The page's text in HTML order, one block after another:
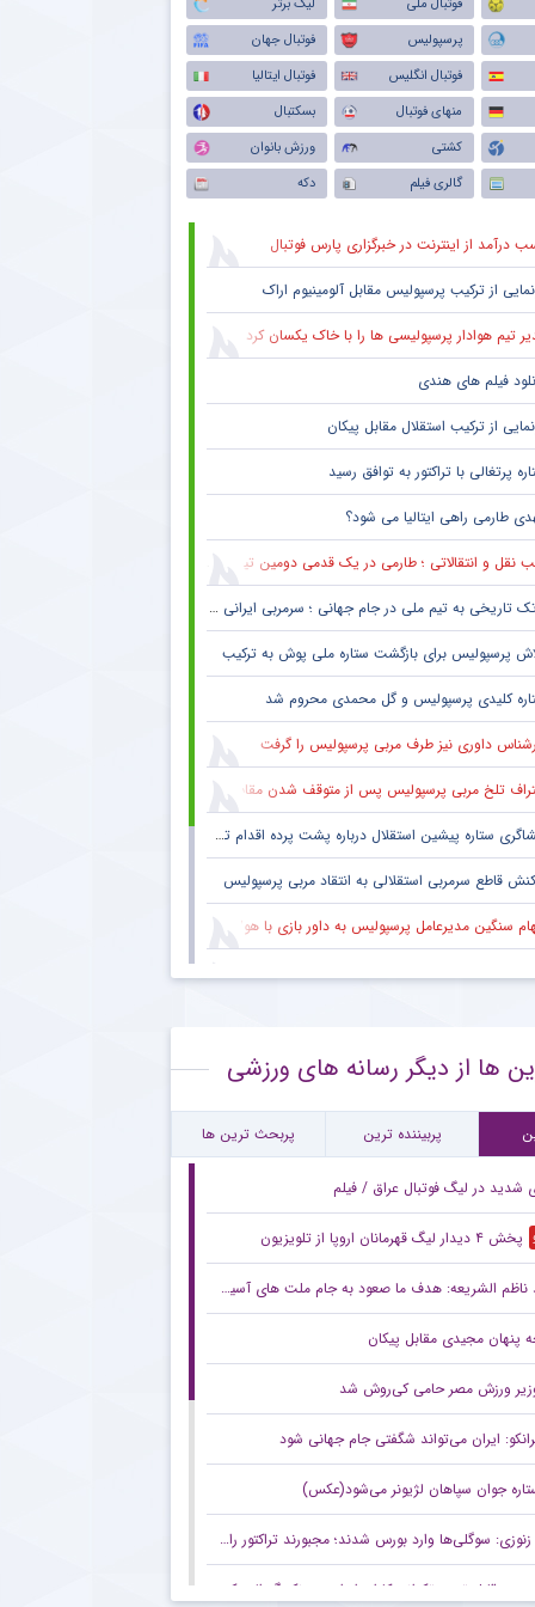
ایران
فوتبال ملی
لیگ برتر
پرسپولیس
فوتبال جهان
فوتبال انگلیس
فوتبال ایتالیا
منهای فوتبال
بسکتبال
کشتی
ورزش بانوان
گالری فیلم دکه
درآمد از اینترنت در خبرگزاری پارس فوتبال
از ترکیب پرسپولیس‌ مقابل آلومینیوم اراک
تیم هوادار پرسپولیسی ها را با خاک یکسان کرد
فیلم های هندی
از ترکیب استقلال مقابل پیکان
پرتغالی با تراکتور به توافق رسید
طارمی راهی ایتالیا می شود؟
نقل و انتقالاتی ؛ طارمی در یک قدمی دومین تیم پرافتخار اروپا
تاریخی به تیم ملی در جام جهانی ؛ سرمربی ایرانی روی نیمکت آمریکا
پرسپولیس برای بازگشت ستاره ملی پوش به ترکیب
کلیدی پرسپولیس و گل محمدی محروم شد
داوری نیز طرف مربی پرسپولیس را گرفت
تلخ مربی پرسپولیس پس از متوقف شدن مقابل تیم یک استقلالی
ستاره پیشین استقلال درباره پشت پرده اقدام تحریک آمیز خود مقابل هواداران پرسپولیس
قاطع سرمربی استقلالی به انتقاد مربی پرسپولیس
سنگین مدیرعامل پرسپولیس به داور بازی با هوادار
معنادار ستاره مصدوم پرسپولیس به شانس قهرمانی سرخ ها
جالب یحیی گل محمدی با سرمربی تیم ملی در حاشیه بازی پرسپولیس
ها از دیگر رسانه های ورزشی
پربیننده ترین پربحث ترین ها
شدید در لیگ فوتبال عراق / فیلم
پخش ۴ دیدار لیگ قهرمانان اروپا از تلویزیون
الشریعه: هدف ما صعود به جام ملت های آسیا است
پنهان مجیدی مقابل پیکان
ورزش مصر حامی کی‌روش شد
ایران می‌تواند شگفتی جام جهانی شود
جوان سپاهان لژیونر می‌شود(عکس)
زنوزی: سوگلی‌ها وارد بورس شدند؛ مجبورند تراکتور را هم به بورس ببرند/ بدهی‌های ما کمتر از ۲ میلیارد تومان است
صعود قابل توجه تکواندوکاران ایران در رنکینگ المپیکی/ کیانی و میرحسینی در جمع ۲۰ تکواندوکار برتر جهان